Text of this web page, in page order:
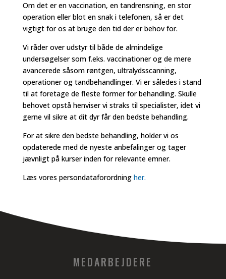
Om det er en vaccination, en tandrensning, en stor
operation eller blot en snak i telefonen, så er det
vigtigt for os at bruge den tid der er behov for.
Vi råder over udstyr til både de almindelige
undersøgelser som f.eks. vaccinationer og de mere
avancerede såsom røntgen, ultralydsscanning,
operationer og tandbehandlinger. Vi er således i stand
til at foretage de fleste former for behandling. Skulle
behovet opstå henviser vi straks til specialister, idet vi
gerne vil sikre at dit dyr får den bedste behandling.
For at sikre den bedste behandling, holder vi os
opdaterede med de nyeste anbefalinger og tager
jævnligt på kurser inden for relevante emner.
Læs vores persondataforordning her.
MEDARBEJDERE